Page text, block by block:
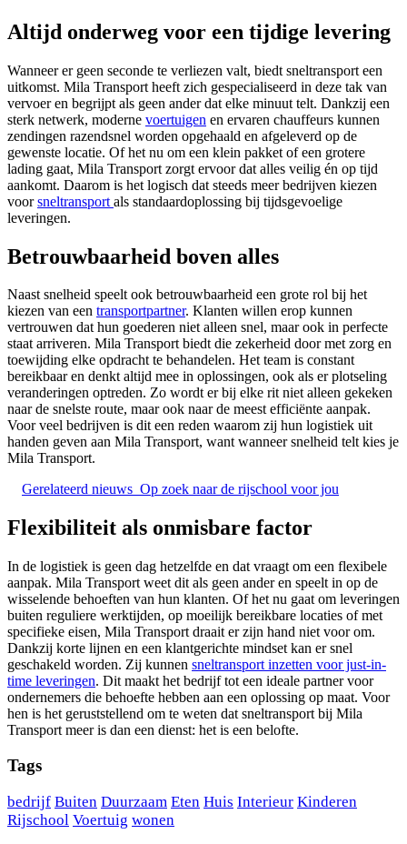
Altijd onderweg voor een tijdige levering
Wanneer er geen seconde te verliezen valt, biedt sneltransport een
uitkomst. Mila Transport heeft zich gespecialiseerd in deze tak van
vervoer en begrijpt als geen ander dat elke minuut telt. Dankzij een
sterk netwerk, moderne voertuigen en ervaren chauffeurs kunnen
zendingen razendsnel worden opgehaald en afgeleverd op de
gewenste locatie. Of het nu om een klein pakket of een grotere
lading gaat, Mila Transport zorgt ervoor dat alles veilig én op tijd
aankomt. Daarom is het logisch dat steeds meer bedrijven kiezen
voorsneltransport als standaardoplossing bij tijdsgevoelige
leveringen.
Betrouwbaarheid boven alles
Naast snelheid speelt ook betrouwbaarheid een grote rol bij het
kiezen van een transportpartner. Klanten willen erop kunnen
vertrouwen dat hun goederen niet alleen snel, maar ook in perfecte
staat arriveren. Mila Transport biedt die zekerheid door met zorg en
toewijding elke opdracht te behandelen. Het team is constant
bereikbaar en denkt altijd mee in oplossingen, ook als er plotseling
veranderingen optreden. Zo wordt er bij elke rit niet alleen gekeken
naar de snelste route, maar ook naar de meest efficiënte aanpak.
Voor veel bedrijven is dit een reden waarom zij hun logistiek uit
handen geven aan Mila Transport, want wanneer snelheid telt kies je
Mila Transport.
Gerelateerd nieuws Op zoek naar de rijschool voor jou
Flexibiliteit als onmisbare factor
In de logistiek is geen dag hetzelfde en dat vraagt om een flexibele
aanpak. Mila Transport weet dit als geen ander en speelt in op de
wisselende behoeften van hun klanten. Of het nu gaat om leveringen
buiten reguliere werktijden, op moeilijk bereikbare locaties of met
specifieke eisen, Mila Transport draait er zijn hand niet voor om.
Dankzij korte lijnen en een klantgerichte mindset kan er snel
geschakeld worden. Zij kunnen sneltransport inzetten voor just-in-
time leveringen. Dit maakt het bedrijf tot een ideale partner voor
ondernemers die behoefte hebben aan een oplossing op maat. Voor
hen is het geruststellend om te weten dat sneltransport bij Mila
Transport meer is dan een dienst: het is een belofte.
Tags
bedrijf Buiten Duurzaam Eten Huis Interieur Kinderen
Rijschool Voertuig wonen